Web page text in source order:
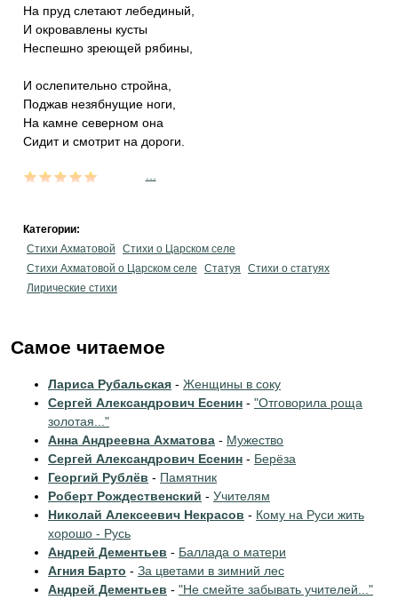
На пруд слетают лебединый,
И окровавлены кусты
Неспешно зреющей рябины,
И ослепительно стройна,
Поджав незябнущие ноги,
На камне северном она
Сидит и смотрит на дороги.
Категории:
Стихи Ахматовой
Стихи о Царском селе
Стихи Ахматовой о Царском селе
Статуя
Стихи о статуях
Лирические стихи
Самое читаемое
Лариса Рубальская - Женщины в соку
Сергей Александрович Есенин - "Отговорила роща
золотая..."
Анна Андреевна Ахматова - Мужество
Сергей Александрович Есенин - Берёза
Георгий Рублёв - Памятник
Роберт Рождественский - Учителям
Николай Алексеевич Некрасов - Кому на Руси жить
хорошо - Русь
Андрей Дементьев - Баллада о матери
Агния Барто - За цветами в зимний лес
Андрей Дементьев - "Не смейте забывать учителей..."